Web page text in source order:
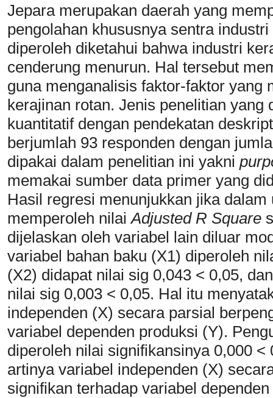
Jepara merupakan daerah yang
pengolahan khususnya sentra
diperoleh diketahui bahwa industri
cenderung menurun. Hal tersebut
guna menganalisis faktor-faktor yang
kerajinan rotan. Jenis penelitian yang
kuantitatif dengan pendekatan
berjumlah 93 responden dengan
dipakai dalam penelitian ini yakni
memakai sumber data primer yang
Hasil regresi menunjukkan jika
memperoleh nilaiAdjusted R Square
dijelaskan oleh variabel lain diluar
variabel bahan baku (X1) diperoleh
(X2) didapat nilai sig 0,043 < 0,05,
nilai sig 0,003 < 0,05. Hal itu
independen (X) secara parsial
variabel dependen produksi (Y).
diperoleh nilai signifikansinya 0,000
artinya variabel independen (X)
signifikan terhadap variabel